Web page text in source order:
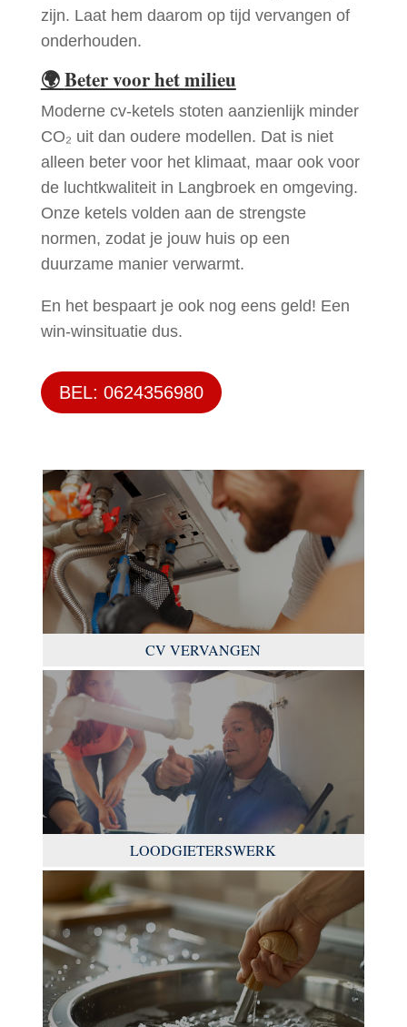
zijn. Laat hem daarom op tijd vervangen of
onderhouden.
🌍Beter voor het milieu
Moderne cv-ketels stoten aanzienlijk minder
CO₂ uit dan oudere modellen. Dat is niet
alleen beter voor het klimaat, maar ook voor
de luchtkwaliteit in Langbroek en omgeving.
Onze ketels volden aan de strengste
normen, zodat je jouw huis op een
duurzame manier verwarmt.
En het bespaart je ook nog eens geld! Een
win-winsituatie dus.
BEL: 0624356980
CV VERVANGEN
LOODGIETERSWERK